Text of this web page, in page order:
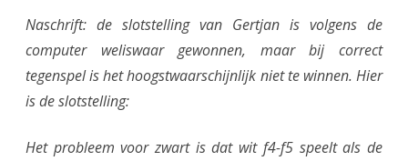
Naschrift: de slotstelling van Gertjan is volgens de
computer weliswaar gewonnen, maar bij correct
tegenspel is het hoogstwaarschijnlijk niet te winnen. Hier
is de slotstelling:
Het probleem voor zwart is dat wit f4-f5 speelt als de